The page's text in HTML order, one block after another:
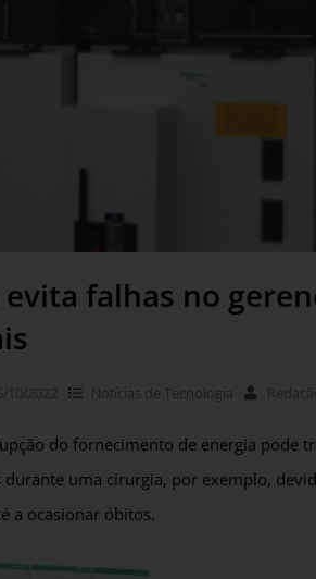
falhas no
10/2022 Notícias de Tecnologia
do fornecimento de energia pode
uma cirurgia, por exemplo,
a ocasionar óbitos.